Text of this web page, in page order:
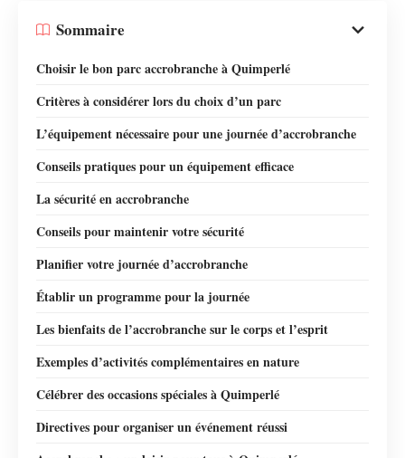
Sommaire
Choisir le bon parc accrobranche à Quimperlé
Critères à considérer lors du choix d’un parc
L’équipement nécessaire pour une journée d’accrobranche
Conseils pratiques pour un équipement efficace
La sécurité en accrobranche
Conseils pour maintenir votre sécurité
Planifier votre journée d’accrobranche
Établir un programme pour la journée
Les bienfaits de l’accrobranche sur le corps et l’esprit
Exemples d’activités complémentaires en nature
Célébrer des occasions spéciales à Quimperlé
Directives pour organiser un événement réussi